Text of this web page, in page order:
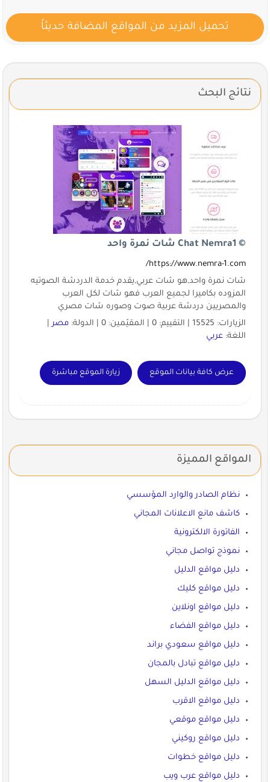
تحميل المزيد من المواقع المضافة حديثاً
نتائج البحث
© Chat Nemra1 شات نمرة واحد
https://www.nemra-1.com/
شات نمرة واحد,هو شات عربي,يقدم خدمة الدردشة الصوتيه
المزوده بكاميرا لجميع العرب فهو شات لكل العرب
والمصريين دردشة عربية صوت وصوره شات مصري
الزيارات: 15525 | التقييم: 0 | المقيّمين: 0 | الدولة:
مصر|
اللغة: عربي
عرض كافة بيانات الموقع زيارة الموقع مباشرة
المواقع المميزة
نظام الصادر والوارد المؤسسي
كاشف مانع الاعلانات المجاني
الفاتورة الالكترونية
نموذج تواصل مجاني
دليل مواقع الدليل
دليل مواقع كليك
دليل مواقع اونلاين
دليل مواقع الفضاء
دليل مواقع سعودي براند
دليل مواقع تبادل بالمجان
دليل مواقع الدليل السهل
دليل مواقع الاقرب
دليل مواقع موقعي
دليل مواقع روكيني
دليل مواقع خطوات
دليل مواقع عرب ويب